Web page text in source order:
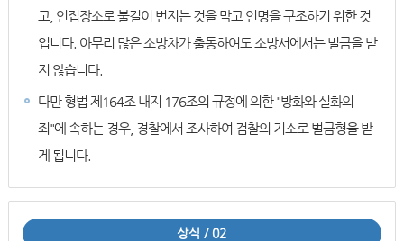
고, 인접장소로 불길이 번지는 것을 막고 인명을 구조하기 위한 것
입니다. 아무리 많은 소방차가 출동하여도 소방서에서는 벌금을 받
지 않습니다.
다만 형법 제164조 내지 176조의 규정에 의한 "방화와 실화의
죄"에 속하는 경우, 경찰에서 조사하여 검찰의 기소로 벌금형을 받
게 됩니다.
상식 / 02